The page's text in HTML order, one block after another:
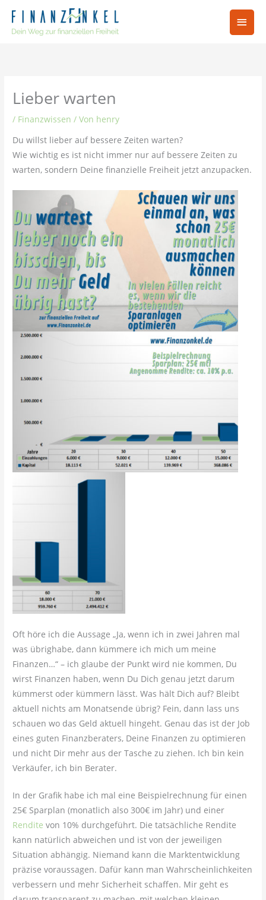
Inhalt
springen
Lieber warten
/ Finanzwissen / Von henry
Du willst lieber auf bessere Zeiten warten?
Wie wichtig es ist nicht immer nur auf bessere Zeiten zu
warten, sondern Deine finanzielle Freiheit jetzt anzupacken.
Oft höre ich die Aussage „Ja, wenn ich in zwei Jahren mal
was übrighabe, dann kümmere ich mich um meine
Finanzen…“ – ich glaube der Punkt wird nie kommen, Du
wirst Finanzen haben, wenn Du Dich genau jetzt darum
kümmerst oder kümmern lässt. Was hält Dich auf? Bleibt
aktuell nichts am Monatsende übrig? Fein, dann lass uns
schauen wo das Geld aktuell hingeht. Genau das ist der Job
eines guten Finanzberaters, Deine Finanzen zu optimieren
und nicht Dir mehr aus der Tasche zu ziehen. Ich bin kein
Verkäufer, ich bin Berater.
In der Grafik habe ich mal eine Beispielrechnung für einen
25€ Sparplan (monatlich also 300€ im Jahr) und einer
Rendite von 10% durchgeführt. Die tatsächliche Rendite
kann natürlich abweichen und ist von der jeweiligen
Situation abhängig. Niemand kann die Marktentwicklung
präzise voraussagen. Dafür kann man Wahrscheinlichkeiten
verbessern und mehr Sicherheit schaffen. Mir geht es